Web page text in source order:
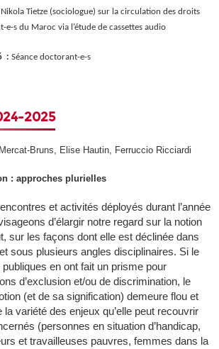
Nikola Tietze (sociologue) sur la circulation des droits
e-s du Maroc via l’étude de cassettes audio
: Séance doctorant-e-s
2025
Bruns, Elise Hautin, Ferruccio Ricciardi
: approches plurielles
et activités déployés durant l’année
d’élargir notre regard sur la notion
sur les façons dont elle est déclinée dans
sous plusieurs angles disciplinaires. Si le
en ont fait un prisme pour
d’exclusion et/ou de discrimination, le
(et de sa signification) demeure flou et
variété des enjeux qu’elle peut recouvrir
(personnes en situation d’handicap,
et travailleuses pauvres, femmes dans la